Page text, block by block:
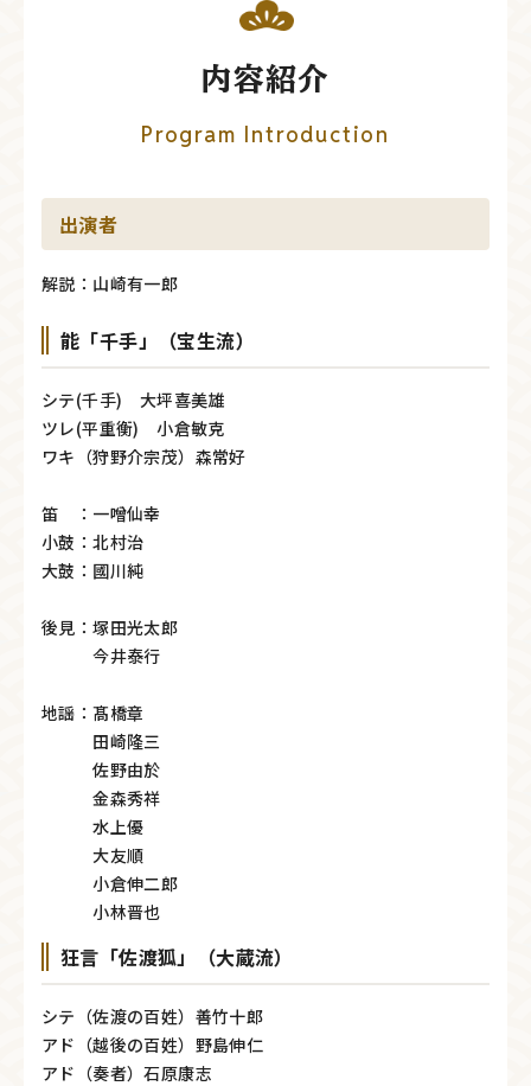
内容紹介
Program Introduction
出演者
解説：山崎有一郎
能「千手」（宝生流）
シテ(千手) 大坪喜美雄
ツレ(平重衡) 小倉敏克
ワキ（狩野介宗茂）森常好
笛 ：一噌仙幸
小鼓：北村治
大鼓：國川純
後見：塚田光太郎
今井泰行
地謡：髙橋章
田崎隆三
佐野由於
金森秀祥
水上優
大友順
小倉伸二郎
小林晋也
狂言「佐渡狐」（大蔵流）
シテ（佐渡の百姓）善竹十郎
アド（越後の百姓）野島伸仁
アド（奏者）石原康志